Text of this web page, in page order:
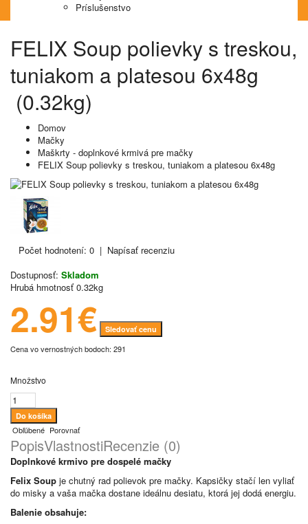
Príslušenstvo
FELIX Soup polievky s treskou,
tuniakom a platesou 6x48g
(0.32kg)
Domov
Mačky
Maškrty - doplnkové krmivá pre mačky
FELIX Soup polievky s treskou, tuniakom a platesou 6x48g
Počet hodnotení: 0 | Napísať recenziu
Dostupnosť: Skladom
Hrubá hmotnosť 0.32kg
2.91€ Sledovať cenu
Cena vo vernostných bodoch: 291
Množstvo
Obľúbené Porovnať
PopisVlastnostiRecenzie (0)
Doplnkové krmivo pre dospelé mačky
Felix Soup je chutný rad polievok pre mačky. Kapsičky stačí len vyliať
do misky a vaša mačka dostane ideálnu desiatu, ktorá jej dodá energiu.
Balenie obsahuje: